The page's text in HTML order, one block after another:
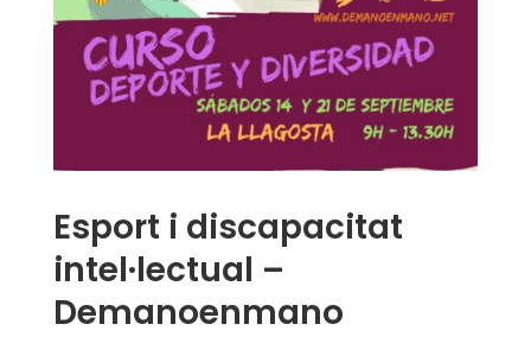
Esport i discapacitat
intel·lectual –
Demanoenmano